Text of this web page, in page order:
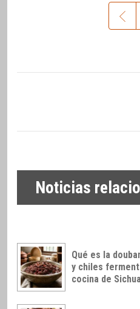
Noticias
Qué es la
y chiles
cocina de